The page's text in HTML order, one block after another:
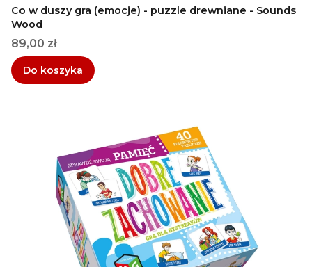
Co w duszy gra (emocje) - puzzle drewniane - Sounds
Wood
Cena
89,00 zł
Do koszyka